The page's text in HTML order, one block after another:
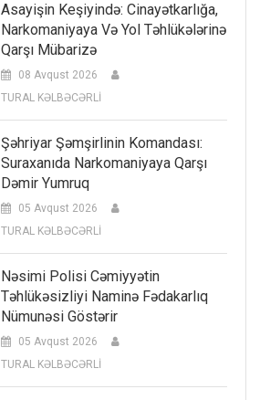
Asayişin Keşiyində: Cinayətkarlığa,
Narkomaniyaya Və Yol Təhlükələrinə
Qarşı Mübarizə
08 Avqust 2026
TURAL KƏLBƏCƏRLİ
Şəhriyar Şəmşirlinin Komandası:
Suraxanıda Narkomaniyaya Qarşı
Dəmir Yumruq
05 Avqust 2026
TURAL KƏLBƏCƏRLİ
Nəsimi Polisi Cəmiyyətin
Təhlükəsizliyi Naminə Fədakarlıq
Nümunəsi Göstərir
05 Avqust 2026
TURAL KƏLBƏCƏRLİ